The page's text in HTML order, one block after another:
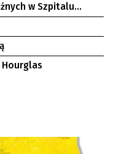
w Szpitalu
Bogusław
Regionu NSZZ
Hourglas